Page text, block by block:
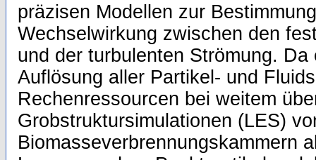
präzisen Modellen zur
Wechselwirkung zwischen den
und der turbulenten Strömung. Da
Auflösung aller Partikel- und
Rechenressourcen bei weitem
Grobstruktursimulationen (LES)
Biomasseverbrennungskammern